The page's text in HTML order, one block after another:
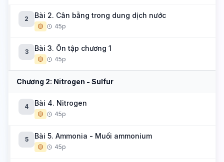
2 Bài 2. Cân bằng trong dung dịch nước
🟡 45p
3 Bài 3. Ôn tập chương 1
🟡 45p
Chương 2: Nitrogen - Sulfur
4 Bài 4. Nitrogen
🟡 45p
5 Bài 5. Ammonia - Muối ammonium
🟡 45p